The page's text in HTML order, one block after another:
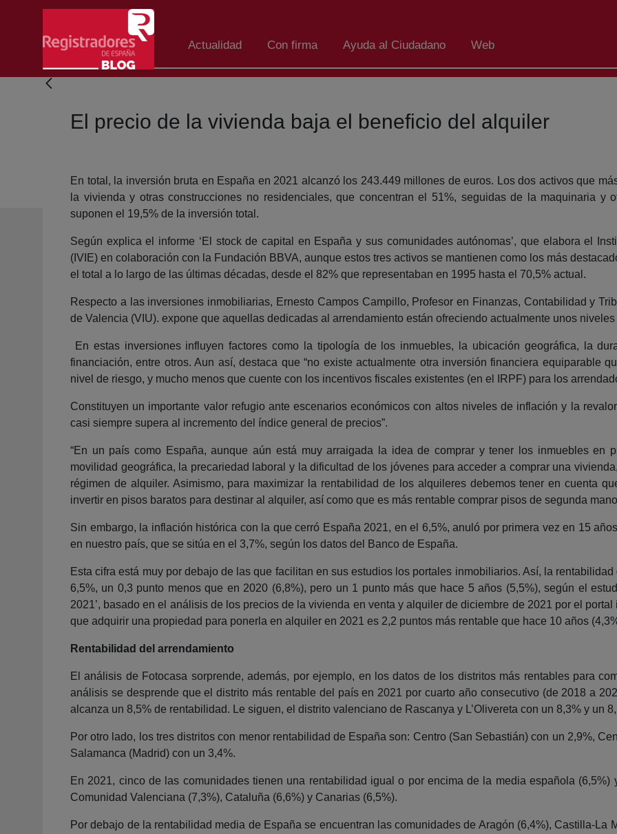
Saltar al contenido principal
Actualidad Con firma Ayuda al Ciudadano Web
El precio de la vivienda baja el beneficio del alquiler
En total, la inversión bruta en España en 2021 alcanzó los 243.449 millones de euros. Los dos activos que
la vivienda y otras construcciones no residenciales, que concentran el 51%, seguidas de la maquinaria y
suponen el 19,5% de la inversión total.
Según explica el informe ‘El stock de capital en España y sus comunidades autónomas’, que elabora el
(IVIE) en colaboración con la Fundación BBVA, aunque estos tres activos se mantienen como los más
el total a lo largo de las últimas décadas, desde el 82% que representaban en 1995 hasta el 70,5% actual.
Respecto a las inversiones inmobiliarias, Ernesto Campos Campillo, Profesor en Finanzas, Contabilidad y
de Valencia (VIU). expone que aquellas dedicadas al arrendamiento están ofreciendo actualmente unos
En estas inversiones influyen factores como la tipología de los inmuebles, la ubicación geográfica, la
financiación, entre otros. Aun así, destaca que “no existe actualmente otra inversión financiera equiparable
nivel de riesgo, y mucho menos que cuente con los incentivos fiscales existentes (en el IRPF) para los
Constituyen un importante valor refugio ante escenarios económicos con altos niveles de inflación y la
casi siempre supera al incremento del índice general de precios”.
“En un país como España, aunque aún está muy arraigada la idea de comprar y tener los inmuebles en
movilidad geográfica, la precariedad laboral y la dificultad de los jóvenes para acceder a comprar una
régimen de alquiler. Asimismo, para maximizar la rentabilidad de los alquileres debemos tener en cuenta
invertir en pisos baratos para destinar al alquiler, así como que es más rentable comprar pisos de segunda
Sin embargo, la inflación histórica con la que cerró España 2021, en el 6,5%, anuló por primera vez en 15
en nuestro país, que se sitúa en el 3,7%, según los datos del Banco de España.
Esta cifra está muy por debajo de las que facilitan en sus estudios los portales inmobiliarios. Así, la
6,5%, un 0,3 punto menos que en 2020 (6,8%), pero un 1 punto más que hace 5 años (5,5%), según el
2021’, basado en el análisis de los precios de la vivienda en venta y alquiler de diciembre de 2021 por el
que adquirir una propiedad para ponerla en alquiler en 2021 es 2,2 puntos más rentable que hace 10 años
Rentabilidad del arrendamiento
El análisis de Fotocasa sorprende, además, por ejemplo, en los datos de los distritos más rentables para
análisis se desprende que el distrito más rentable del país en 2021 por cuarto año consecutivo (de 2018 a
alcanza un 8,5% de rentabilidad. Le siguen, el distrito valenciano de Rascanya y L’Olivereta con un 8,3% y un
Por otro lado, los tres distritos con menor rentabilidad de España son: Centro (San Sebastián) con un 2,9%,
Salamanca (Madrid) con un 3,4%.
En 2021, cinco de las comunidades tienen una rentabilidad igual o por encima de la media española (6,5%)
Comunidad Valenciana (7,3%), Cataluña (6,6%) y Canarias (6,5%).
Por debajo de la rentabilidad media de España se encuentran las comunidades de Aragón (6,4%), Castilla-La